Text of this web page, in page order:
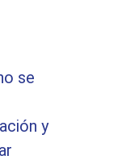
se
y